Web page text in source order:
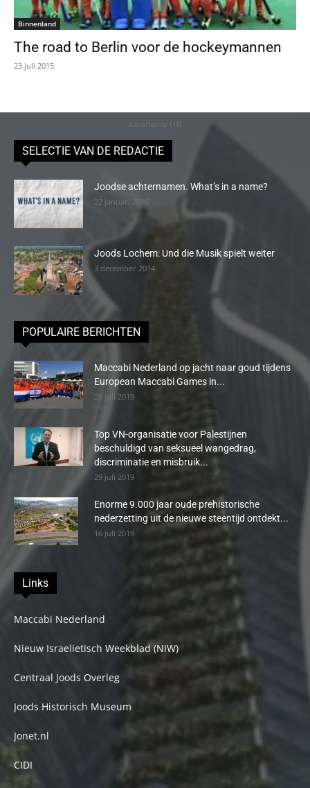
Binnenland
The road to Berlin voor de hockeymannen
23 juli 2015
Advertentie (11)
SELECTIE VAN DE REDACTIE
Joodse achternamen. What’s in a name?
22 januari 2016
Joods Lochem: Und die Musik spielt weiter
3 december 2014
POPULAIRE BERICHTEN
Maccabi Nederland op jacht naar goud tijdens
European Maccabi Games in...
29 juli 2019
Top VN-organisatie voor Palestijnen
beschuldigd van seksueel wangedrag,
discriminatie en misbruik...
29 juli 2019
Enorme 9.000 jaar oude prehistorische
nederzetting uit de nieuwe steentijd ontdekt...
16 juli 2019
Links
Maccabi Nederland
Nieuw Israelietisch Weekblad (NIW)
Centraal Joods Overleg
Joods Historisch Museum
Jonet.nl
CIDI